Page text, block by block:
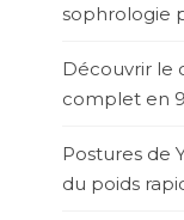
sophrologie
Découvrir le
complet en
Postures de
du poids